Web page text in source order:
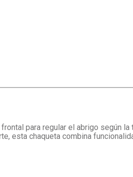
para regular el abrigo según
esta chaqueta combina